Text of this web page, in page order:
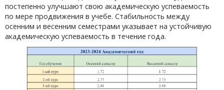
постепенно улучшают свою академическую успеваемость
по мере продвижения в учебе. Стабильность между
осенним и весенним семестрами указывает на устойчивую
академическую успеваемость в течение года.